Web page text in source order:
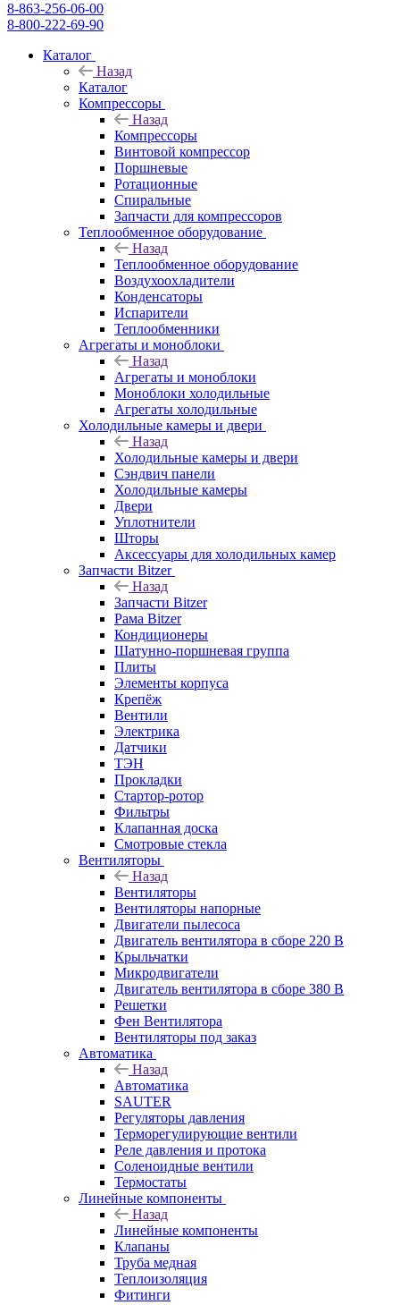
8-863-256-06-00
8-800-222-69-90
Каталог
Назад
Каталог
Компрессоры
Назад
Компрессоры
Винтовой компрессор
Поршневые
Ротационные
Спиральные
Запчасти для компрессоров
Теплообменное оборудование
Назад
Теплообменное оборудование
Воздухоохладители
Конденсаторы
Испарители
Теплообменники
Агрегаты и моноблоки
Назад
Агрегаты и моноблоки
Моноблоки холодильные
Агрегаты холодильные
Холодильные камеры и двери
Назад
Холодильные камеры и двери
Сэндвич панели
Холодильные камеры
Двери
Уплотнители
Шторы
Аксессуары для холодильных камер
Запчасти Bitzer
Назад
Запчасти Bitzer
Рама Bitzer
Кондиционеры
Шатунно-поршневая группа
Плиты
Элементы корпуса
Крепёж
Вентили
Электрика
Датчики
ТЭН
Прокладки
Стартор-ротор
Фильтры
Клапанная доска
Смотровые стекла
Вентиляторы
Назад
Вентиляторы
Вентиляторы напорные
Двигатели пылесоса
Двигатель вентилятора в сборе 220 В
Крыльчатки
Микродвигатели
Двигатель вентилятора в сборе 380 В
Решетки
Фен Вентилятора
Вентиляторы под заказ
Автоматика
Назад
Автоматика
SAUTER
Регуляторы давления
Терморегулирующие вентили
Реле давления и протока
Соленоидные вентили
Термостаты
Линейные компоненты
Назад
Линейные компоненты
Клапаны
Труба медная
Теплоизоляция
Фитинги